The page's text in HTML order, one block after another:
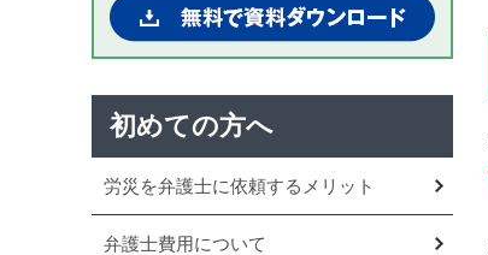
初めての方へ
労災を弁護士に依頼するメリット
弁護士費用について